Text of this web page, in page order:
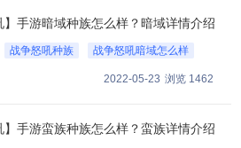
】手游暗域种族怎么样？暗域详情介绍
战争怒吼种族 战争怒吼暗域怎么样
浏览 1462
2022-05-23
】手游蛮族种族怎么样？蛮族详情介绍